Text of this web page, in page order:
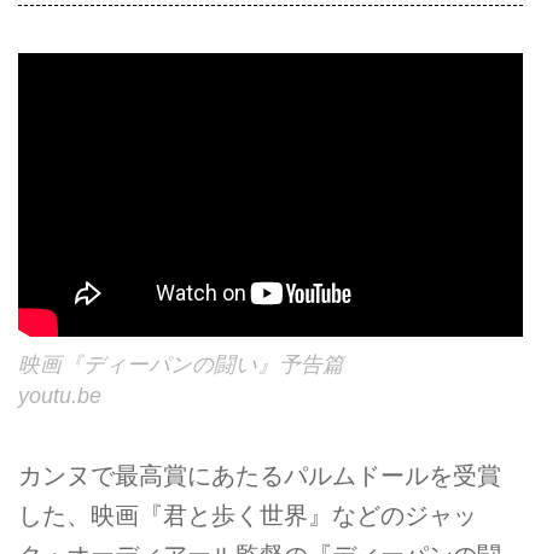
映画『ディーパンの闘い』予告篇
youtu.be
カンヌで最高賞にあたるパルムドールを受賞
した、映画『君と歩く世界』などのジャッ